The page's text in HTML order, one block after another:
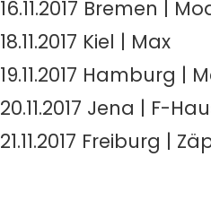
16.11.2017 Bremen |
18.11.2017 Kiel | Max
19.11.2017 Hamburg |
20.11.2017 Jena | F-
21.11.2017 Freiburg |